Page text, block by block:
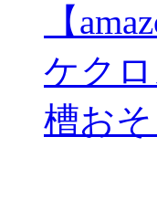
【
ケク
槽お